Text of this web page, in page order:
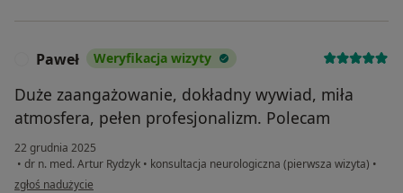
Paweł Weryfikacja wizyty
Duże zaangażowanie, dokładny wywiad, miła
atmosfera, pełen profesjonalizm. Polecam
22 grudnia 2025
• dr n. med. Artur Rydzyk • konsultacja neurologiczna (pierwsza wizyta) •
w opinii użytkownika Paweł
zgłoś nadużycie